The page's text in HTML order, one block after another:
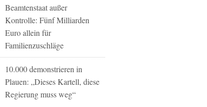
Beamtenstaat außer
Kontrolle: Fünf Milliarden
Euro allein für
Familienzuschläge
10.000 demonstrieren in
Plauen: „Dieses Kartell, diese
Regierung muss weg“